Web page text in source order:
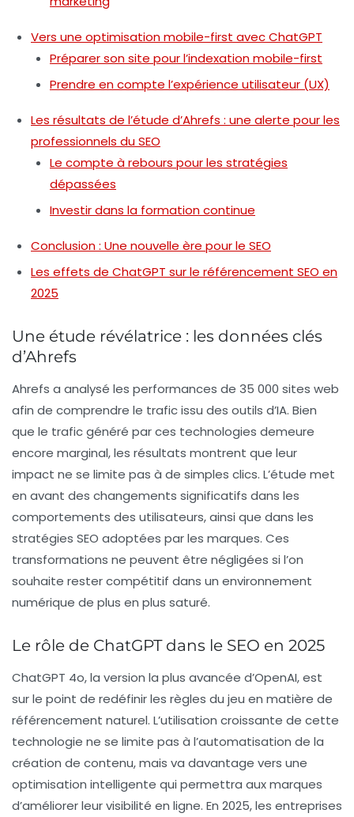
Vers une optimisation mobile-first avec ChatGPT
Préparer son site pour l’indexation mobile-first
Prendre en compte l’expérience utilisateur (UX)
Les résultats de l’étude d’Ahrefs : une alerte pour les
professionnels du SEO
Le compte à rebours pour les stratégies
dépassées
Investir dans la formation continue
Conclusion : Une nouvelle ère pour le SEO
Les effets de ChatGPT sur le référencement SEO en
2025
Une étude révélatrice : les données clés
d’Ahrefs
Ahrefs a analysé les performances de 35 000 sites web
afin de comprendre le trafic issu des outils d’IA. Bien
que le trafic généré par ces technologies demeure
encore marginal, les résultats montrent que leur
impact ne se limite pas à de simples clics. L’étude met
en avant des changements significatifs dans les
comportements des utilisateurs, ainsi que dans les
stratégies SEO adoptées par les marques. Ces
transformations ne peuvent être négligées si l’on
souhaite rester compétitif dans un environnement
numérique de plus en plus saturé.
Le rôle de ChatGPT dans le SEO en 2025
ChatGPT 4o, la version la plus avancée d’OpenAI, est
sur le point de redéfinir les règles du jeu en matière de
référencement naturel. L’utilisation croissante de cette
technologie ne se limite pas à l’automatisation de la
création de contenu, mais va davantage vers une
optimisation intelligente qui permettra aux marques
d’améliorer leur visibilité en ligne. En 2025, les entreprises